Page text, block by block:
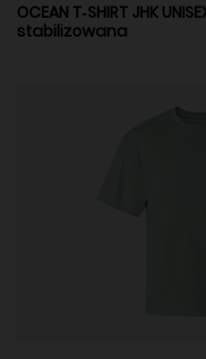
OCEAN T‑SHIRT JHK
stabilizowana